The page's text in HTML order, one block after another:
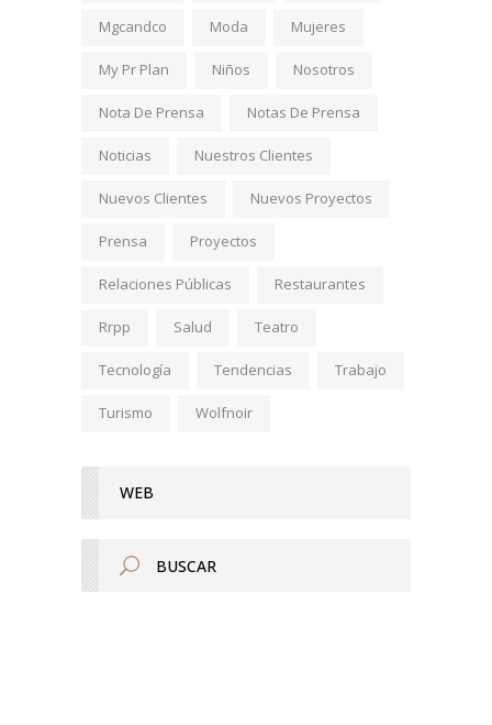
Mgcandco Moda Mujeres
My Pr Plan Niños Nosotros
Nota De Prensa Notas De Prensa
Noticias Nuestros Clientes
Nuevos Clientes Nuevos Proyectos
Prensa Proyectos
Relaciones Públicas Restaurantes
Rrpp Salud Teatro
Tecnología Tendencias Trabajo
Turismo Wolfnoir
WEB